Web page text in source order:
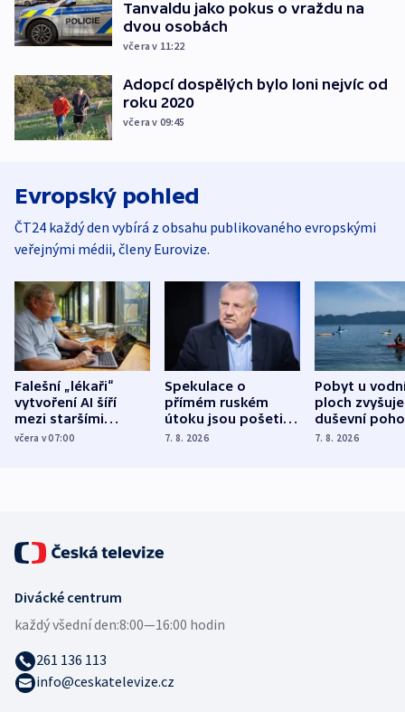
Tanvaldu jako pokus o vraždu na
dvou osobách
včera v 11:22
Adopcí dospělých bylo loni nejvíc od
roku 2020
včera v 09:45
Evropský pohled
ČT24 každý den vybírá z obsahu publikovaného evropskými
veřejnými médii, členy Eurovize.
Falešní „lékaři“
vytvoření AI šíří
mezi staršími
Poláky nebezpečné
včera v 07:00
Spekulace o
přímém ruském
útoku jsou pošetilé,
míní estonský
7. 8. 2026
Pobyt u
ploch zvyšuje
duševní
ukázala
7. 8. 2026
Divácké centrum
každý všední den:8:00—16:00 hodin
261 136 113
info@ceskatelevize.cz